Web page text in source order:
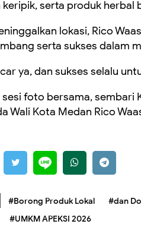
keripik, serta produk herbal
lokasi, Rico
serta sukses dalam
ya, dan sukses selalu
sesi foto bersama, sembari
Wali Kota Medan Rico
#Borong Produk Lokal #dan
#UMKM APEKSI 2026